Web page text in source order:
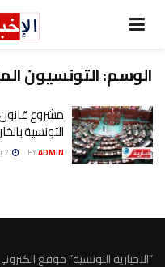
الوسم:التونسيون
مشروع
التونسية
BYADMIN
“الاخبارية التونسية” موقع